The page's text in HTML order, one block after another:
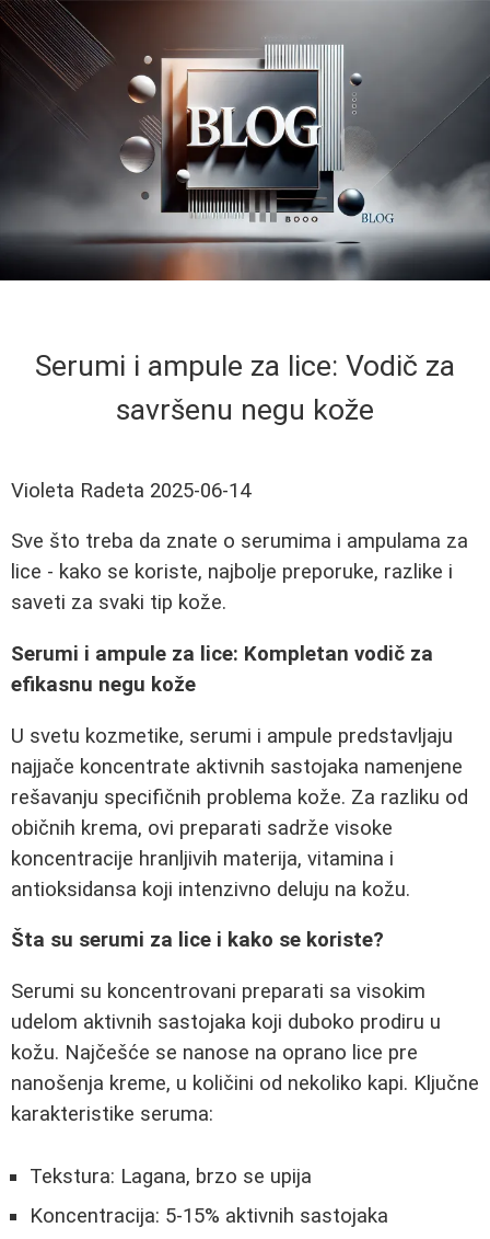
Serumi i ampule za lice: Vodič za
savršenu negu kože
Violeta Radeta 2025-06-14
Sve što treba da znate o serumima i ampulama za
lice - kako se koriste, najbolje preporuke, razlike i
saveti za svaki tip kože.
Serumi i ampule za lice: Kompletan vodič za
efikasnu negu kože
U svetu kozmetike, serumi i ampule predstavljaju
najjače koncentrate aktivnih sastojaka namenjene
rešavanju specifičnih problema kože. Za razliku od
običnih krema, ovi preparati sadrže visoke
koncentracije hranljivih materija, vitamina i
antioksidansa koji intenzivno deluju na kožu.
Šta su serumi za lice i kako se koriste?
Serumi su koncentrovani preparati sa visokim
udelom aktivnih sastojaka koji duboko prodiru u
kožu. Najčešće se nanose na oprano lice pre
nanošenja kreme, u količini od nekoliko kapi. Ključne
karakteristike seruma:
Tekstura: Lagana, brzo se upija
Koncentracija: 5-15% aktivnih sastojaka